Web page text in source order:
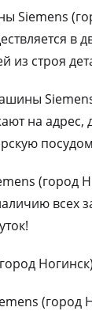
Siemens
в
строя
на
(город
всех
(город